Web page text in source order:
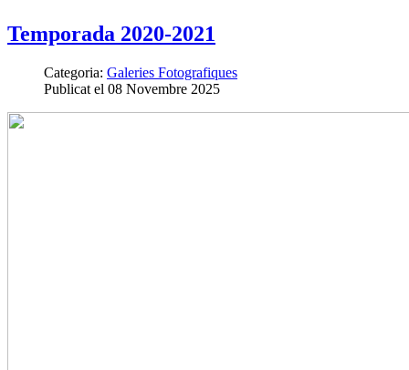
Temporada 2020-2021
Categoria: Galeries Fotografiques
Publicat el 08 Novembre 2025